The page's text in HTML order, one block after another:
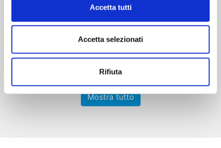
Accetta tutti
Accetta selezionati
Rifiuta
€ 5,90
Mostra tutto